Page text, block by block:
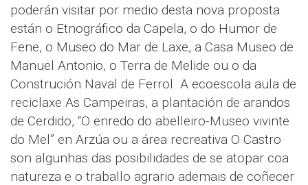
poderán visitar por medio desta nova proposta
están o Etnográfico da Capela, o do Humor de
Fene, o Museo do Mar de Laxe, a Casa Museo de
Manuel Antonio, o Terra de Melide ou o da
Construción Naval de Ferrol. A ecoescola aula de
reciclaxe As Campeiras, a plantación de arandos
de Cerdido, “O enredo do abelleiro-Museo vivinte
do Mel” en Arzúa ou a área recreativa O Castro
son algunhas das posibilidades de se atopar coa
natureza e o traballo agrario ademais de coñecer